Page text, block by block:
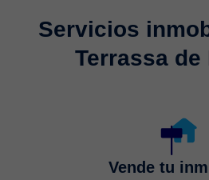
Servicios
Terrassa de
Vende tu